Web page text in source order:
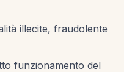
illecite, fraudolente
funzionamento del